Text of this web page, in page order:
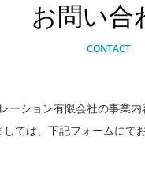
お問い合
CONTACT
ーション有限会社の事業内
しては、下記フォームにて